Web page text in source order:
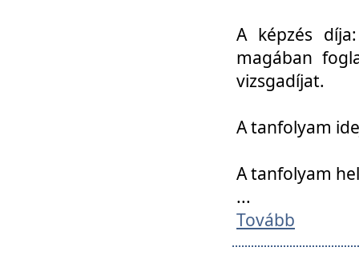
A képzés
magában
vizsgadíjat.
A tanfolyam
A tanfolyam
...
Tovább